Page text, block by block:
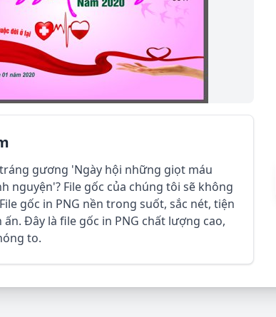
gương 'Ngày hội những giọt máu
nguyện'? File gốc của chúng tôi sẽ không
gốc in PNG nền trong suốt, sắc nét, tiện
Đây là file gốc in PNG chất lượng cao,
to.